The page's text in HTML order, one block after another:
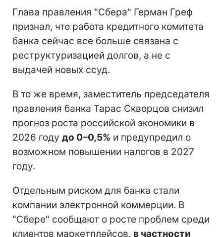
Глава правления "Сбера" Герман Греф
признал, что работа кредитного комитета
банка сейчас все больше связана с
реструктуризацией долгов, а не с
выдачей новых ссуд.
В то же время, заместитель председателя
правления банка Тарас Скворцов снизил
прогноз роста российской экономики в
2026 году до 0–0,5% и предупредил о
возможном повышении налогов в 2027
году.
Отдельным риском для банка стали
компании электронной коммерции. В
"Сбере" сообщают о росте проблем среди
клиентов маркетплейсов, в частности